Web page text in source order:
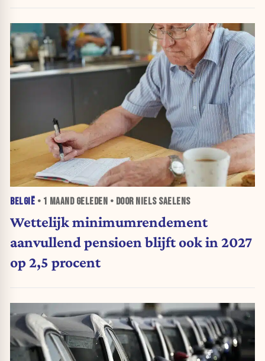
BELGIË • 1 MAANDGELEDEN • DOOR NIELS SAELENS
Wettelijk minimumrendement
aanvullend pensioen blijft ook in 2027
op 2,5 procent